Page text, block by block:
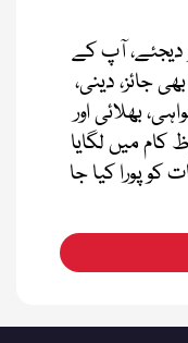
آپ کے
جائز، دینی،
بھلائی اور
کام میں لگایا
کو پورا کیا جا